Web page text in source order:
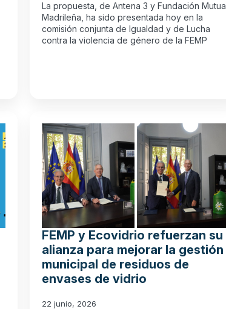
La propuesta, de Antena 3 y Fundación Mutua
Madrileña, ha sido presentada hoy en la
comisión conjunta de Igualdad y de Lucha
contra la violencia de género de la FEMP
FEMP y Ecovidrio refuerzan su
alianza para mejorar la gestión
municipal de residuos de
envases de vidrio
22 junio, 2026